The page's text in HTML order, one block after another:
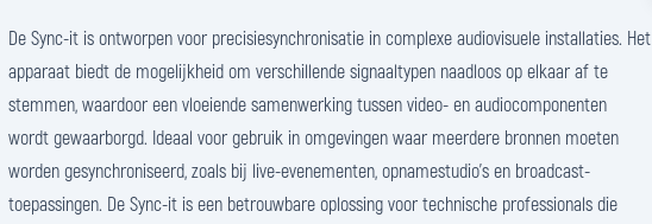
De Sync-it is ontworpen voor precisiesynchronisatie in complexe audiovisuele installaties. Het
apparaat biedt de mogelijkheid om verschillende signaaltypen naadloos op elkaar af te
stemmen, waardoor een vloeiende samenwerking tussen video- en audiocomponenten
wordt gewaarborgd. Ideaal voor gebruik in omgevingen waar meerdere bronnen moeten
worden gesynchroniseerd, zoals bij live-evenementen, opnamestudio's en broadcast-
toepassingen. De Sync-it is een betrouwbare oplossing voor technische professionals die